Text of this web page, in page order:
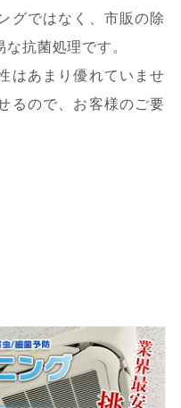
グではなく、市販の除
抗菌処理です。
はあまり優れていませ
るので、お客様のご要